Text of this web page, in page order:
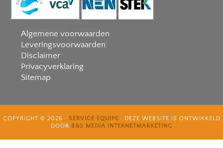
Algemene voorwaarden
Leveringsvoorwaarden
Disclaimer
Privacyverklaring
Sitemap
COPYRIGHT © 2026 · SERVICE EQUIPE · DEZE WEBSITE IS ONTWIKKELD
DOOR B&S MEDIA INTERNETMARKETING